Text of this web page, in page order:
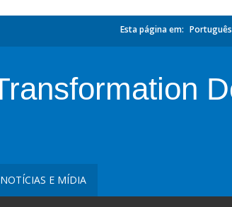
Esta página em: Português
NOTÍCIAS E MÍDIA